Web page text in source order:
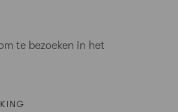
te bezoeken in het